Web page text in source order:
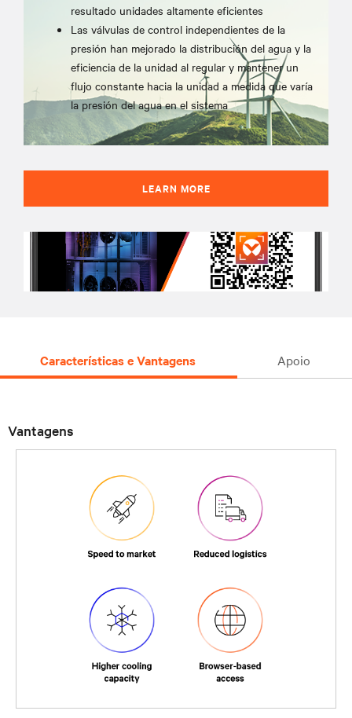
resultado unidades altamente eficientes
Las válvulas de control independientes de la
presión han mejorado la distribución del agua y la
eficiencia de la unidad al regular y mantener un
flujo constante hacia la unidad a medida que varía
la presión del agua en el sistema
LEARN MORE
Características e Vantagens Apoio
Vantagens